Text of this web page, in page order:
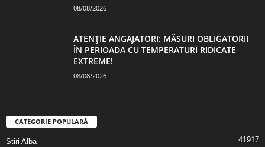
08/08/2026
ATENŢIE ANGAJATORI: MĂSURI OBLIGATORII
ÎN PERIOADA CU TEMPERATURI RIDICATE
EXTREME!
08/08/2026
CATEGORIE POPULARĂ
Stiri Alba 41917